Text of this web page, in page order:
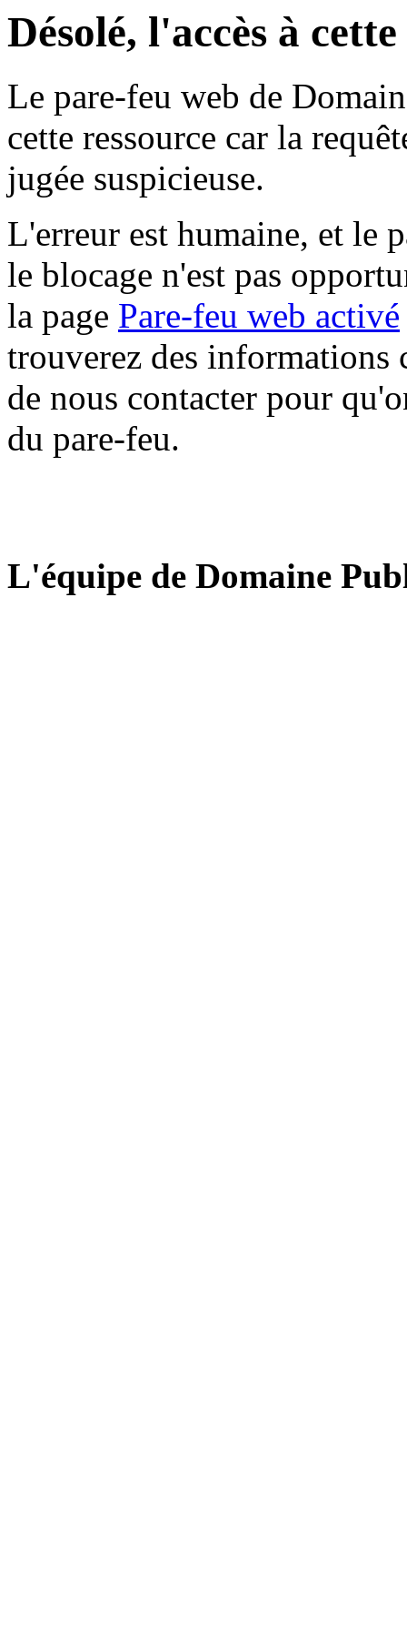
Désolé, l'accès à
Le pare-feu web de
cette ressource car la
jugée suspicieuse.
L'erreur est humaine, et le
le blocage n'est pas
la page Pare-feu web activé
trouverez des informations
de nous contacter pour
du pare-feu.
L'équipe de Domaine